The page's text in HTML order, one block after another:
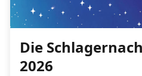
Die
2026